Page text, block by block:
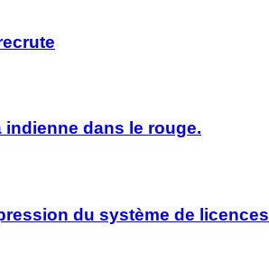
dans le rouge.
du système de licences